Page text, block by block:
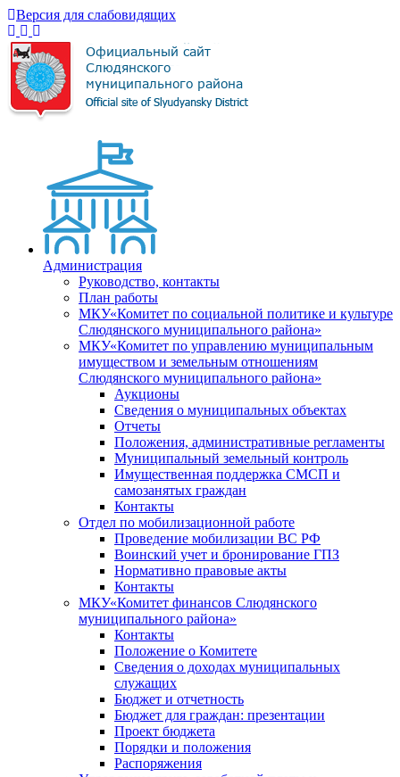
Версия для слабовидящих
Администрация
Руководство, контакты
План работы
МКУ«Комитет по социальной политике и культуре
Слюдянского муниципального района»
МКУ«Комитет по управлению муниципальным
имуществом и земельным отношениям
Слюдянского муниципального района»
Аукционы
Сведения о муниципальных объектах
Отчеты
Положения, административные регламенты
Муниципальный земельный контроль
Имущественная поддержка СМСП и
самозанятых граждан
Контакты
Отдел по мобилизационной работе
Проведение мобилизации ВС РФ
Воинский учет и бронирование ГПЗ
Нормативно правовые акты
Контакты
МКУ«Комитет финансов Слюдянского
муниципального района»
Контакты
Положение о Комитете
Сведения о доходах муниципальных
служащих
Бюджет и отчетность
Бюджет для граждан: презентации
Проект бюджета
Порядки и положения
Распоряжения